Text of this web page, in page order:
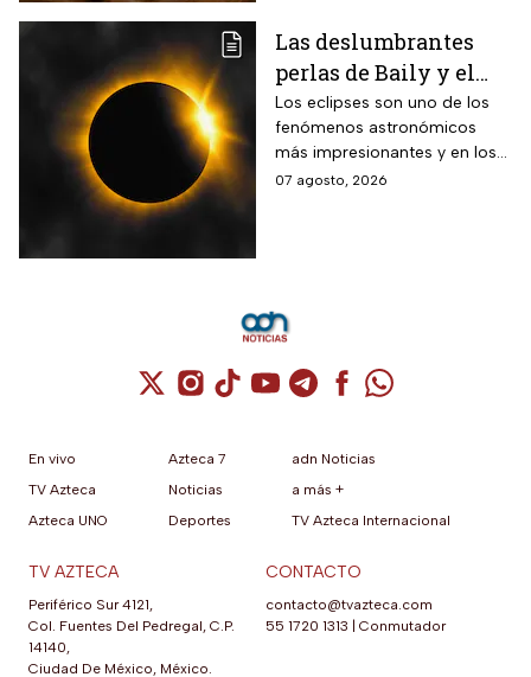
Las deslumbrantes
perlas de Baily y el
anillo de diamantes
que se verán en el
eclipse solar total
Los eclipses son uno de los
fenómenos astronómicos
más impresionantes y en los
próximos días habrá un
07 agosto, 2026
Cuenta de X / Twitter (se abre en una
Cuenta de Instagram (se abre en una
Cuenta de TikTok (se abre en
Cuenta de YouTube (se abre
Cuenta de Telegram (se
Cuenta de
Cuenta de
En vivo
TV Azteca
Azteca UNO
Azteca 7
Noticias
Deportes
adn Noticias
a más +
TV Azteca Internacional
TV AZTECA
Periférico Sur 4121,
Col. Fuentes Del Pedregal, C.P.
14140,
Ciudad De México, México.
CONTACTO
contacto@tvazteca.com
55 1720 1313
Conmutador